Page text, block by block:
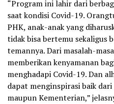
“Program ini lahir dari
saat kondisi Covid-19.
PHK, anak-anak yang
tidak bisa bertemu sekaligus
temannya. Dari masalah-
memberikan kenyamanan
menghadapi Covid-19. Dan
dapat menginspirasi baik
maupun Kementerian,”